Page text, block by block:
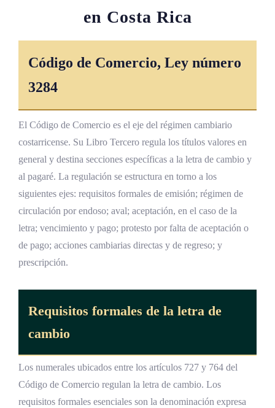
en Costa Rica
Código de Comercio, Ley número
3284
El Código de Comercio es el eje del régimen cambiario
costarricense. Su Libro Tercero regula los títulos valores en
general y destina secciones específicas a la letra de cambio y
al pagaré. La regulación se estructura en torno a los
siguientes ejes: requisitos formales de emisión; régimen de
circulación por endoso; aval; aceptación, en el caso de la
letra; vencimiento y pago; protesto por falta de aceptación o
de pago; acciones cambiarias directas y de regreso; y
prescripción.
Requisitos formales de la letra de
cambio
Los numerales ubicados entre los artículos 727 y 764 del
Código de Comercio regulan la letra de cambio. Los
requisitos formales esenciales son la denominación expresa